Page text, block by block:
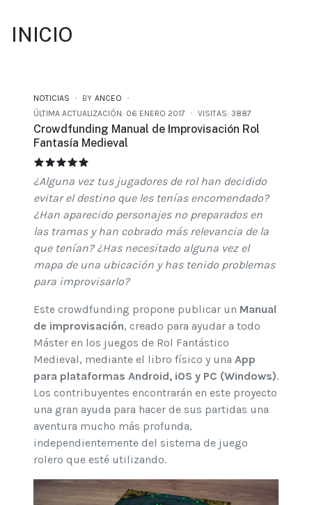
INICIO
NOTICIAS BY ANCEO
ÚLTIMA ACTUALIZACIÓN: 06 ENERO 2017
VISITAS: 3887
Crowdfunding Manual de Improvisación Rol
Fantasía Medieval
CROWDFUNDING MANUAL DE IMPROVISACIÓN ROL FANTASÍA MEDIEVAL
¿Alguna vez tus jugadores de rol han decidido
evitar el destino que les tenías encomendado?
¿Han aparecido personajes no preparados en
las tramas y han cobrado más relevancia de la
que tenían? ¿Has necesitado alguna vez el
mapa de una ubicación y has tenido problemas
para improvisarlo?
Este crowdfunding propone publicar un Manual
de improvisación, creado para ayudar a todo
Máster en los juegos de Rol Fantástico
Medieval, mediante el libro físico y una App
para plataformas Android, iOS y PC (Windows).
Los contribuyentes encontrarán en este proyecto
una gran ayuda para hacer de sus partidas una
aventura mucho más profunda,
independientemente del sistema de juego
rolero que esté utilizando.